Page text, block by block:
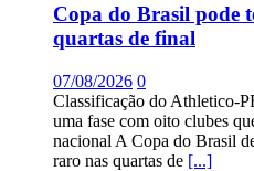
Copa do Brasil pode
quartas de final
07/08/2026 0
Classificação do Athletico-
uma fase com oito clubes
nacional A Copa do Brasil
raro nas quartas de [...]